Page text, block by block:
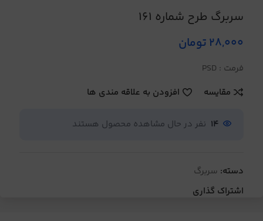
سربرگ طرح شماره 161
28,000تومان
فرمت : PSD
مقایسه
افزودن به علاقه مندی ها
14 نفر در حال مشاهده محصول هستند
دسته: سربرگ
اشتراک گذاری